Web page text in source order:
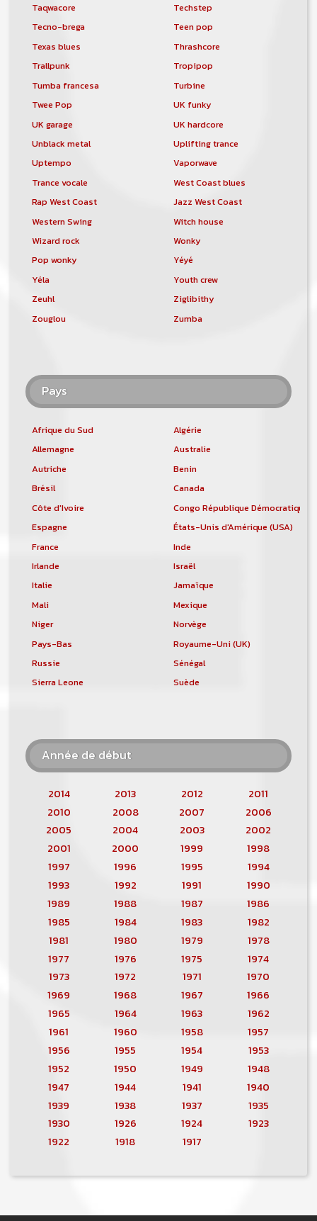
Taqwacore
Techstep
Tecno-brega
Teen pop
Texas blues
Thrashcore
Trallpunk
Tropipop
Tumba francesa
Turbine
Twee Pop
UK funky
UK garage
UK hardcore
Unblack metal
Uplifting trance
Uptempo
Vaporwave
Trance vocale
West Coast blues
Rap West Coast
Jazz West Coast
Western Swing
Witch house
Wizard rock
Wonky
Pop wonky
Yéyé
Yéla
Youth crew
Zeuhl
Ziglibithy
Zouglou
Zumba
Pays
Afrique du Sud
Algérie
Allemagne
Australie
Autriche
Benin
Brésil
Canada
Côte d'Ivoire
Congo République Démocratique
Espagne
États-Unis d'Amérique (USA)
France
Inde
Irlande
Israël
Italie
Jamaïque
Mali
Mexique
Niger
Norvège
Pays-Bas
Royaume-Uni (UK)
Russie
Sénégal
Sierra Leone
Suède
Année de début
2014 2013 2012
2011
2010
2008 2007
2006
2005
2004 2003
2002
2001
2000 1999
1998
1997
1996 1995
1994
1993
1992 1991
1990
1989
1988 1987
1986
1985
1984 1983
1982
1981
1980 1979
1978
1977
1976 1975
1974
1973
1972 1971
1970
1969
1968 1967
1966
1965
1964 1963
1962
1961
1960 1958
1957
1956
1955 1954
1953
1952
1950 1949
1948
1947
1944 1941
1940
1939
1938 1937
1935
1930
1926 1924
1923
1922
1918 1917